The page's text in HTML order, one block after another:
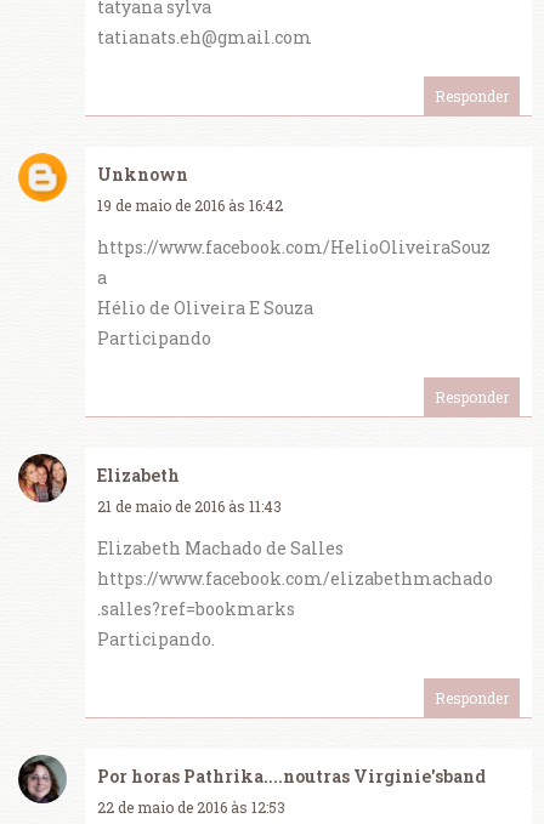
tatyana sylva
tatianats.eh@gmail.com
Responder
Unknown
19 de maio de 2016 às 16:42
https://www.facebook.com/HelioOliveiraSouz
a
Hélio de Oliveira E Souza
Participando
Responder
Elizabeth
21 de maio de 2016 às 11:43
Elizabeth Machado de Salles
https://www.facebook.com/elizabethmachado
.salles?ref=bookmarks
Participando.
Responder
Por horas Pathrika....noutras Virginie'sband
22 de maio de 2016 às 12:53